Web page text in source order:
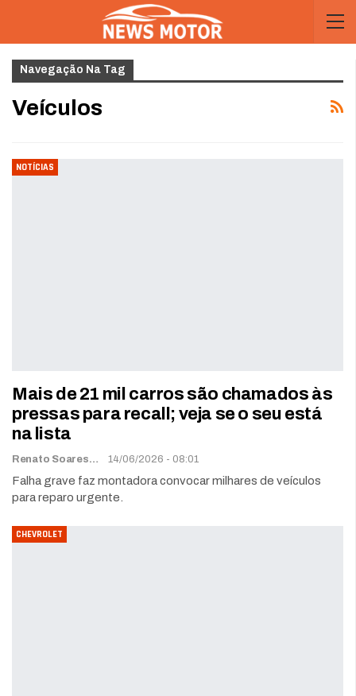
Navegação Na Tag
Veículos
NOTÍCIAS
Mais de 21 mil carros são chamados às
pressas para recall; veja se o seu está
na lista
Renato Soares 14/06/2026 - 08:01
Falha grave faz montadora convocar milhares de veículos
para reparo urgente.
CHEVROLET